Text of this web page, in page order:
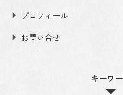
プロフィール
お問い合せ
キーワ